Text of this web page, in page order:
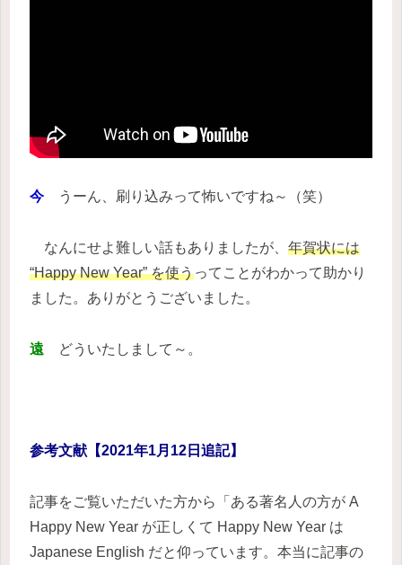
今 うーん、刷り込みって怖いですね～（笑）
なんにせよ難しい話もありましたが、 年賀状には
“Happy New Year” を使うってことがわかって助かり
ました。ありがとうございました。
遠 どういたしまして～。
参考文献【2021年1月12日追記】
記事をご覧いただいた方から「ある著名人の方が A
Happy New Year が正しくて Happy New Year は
Japanese English だと仰っています。本当に記事の